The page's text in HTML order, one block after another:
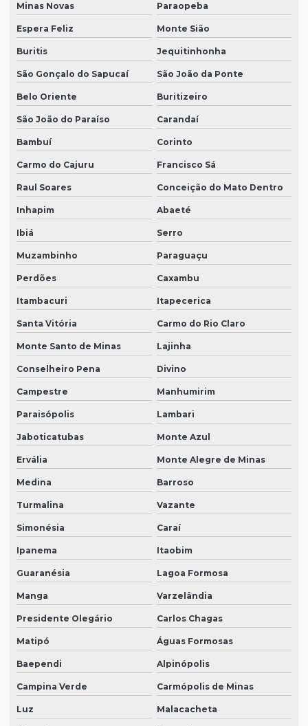
Minas Novas Paraopeba
Espera Feliz Monte Sião
Buritis Jequitinhonha
São Gonçalo do Sapucaí São João da Ponte
Belo Oriente Buritizeiro
São João do Paraíso Carandaí
Bambuí Corinto
Carmo do Cajuru Francisco Sá
Raul Soares Conceição do Mato Dentro
Inhapim Abaeté
Ibiá Serro
Muzambinho Paraguaçu
Perdões Caxambu
Itambacuri Itapecerica
Santa Vitória Carmo do Rio Claro
Monte Santo de Minas Lajinha
Conselheiro Pena Divino
Campestre Manhumirim
Paraisópolis Lambari
Jaboticatubas Monte Azul
Ervália Monte Alegre de Minas
Medina Barroso
Turmalina Vazante
Simonésia Caraí
Ipanema Itaobim
Guaranésia Lagoa Formosa
Manga Varzelândia
Presidente Olegário Carlos Chagas
Matipó Águas Formosas
Baependi Alpinópolis
Campina Verde Carmópolis de Minas
Luz Malacacheta